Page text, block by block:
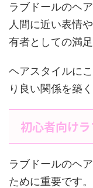
ラブドールのヘ
人間に近い表情
有者としての満
ヘアスタイルに
り良い関係を築
初心者向け
ラブドールのヘ
ために重要です。